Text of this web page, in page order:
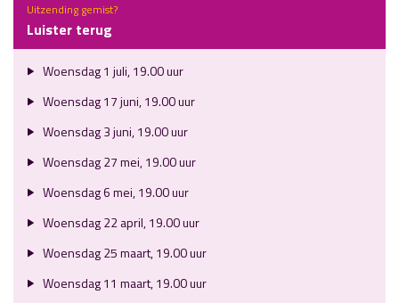
Uitzending gemist?
Luister terug
Woensdag 1 juli, 19.00 uur
Woensdag 17 juni, 19.00 uur
Woensdag 3 juni, 19.00 uur
Woensdag 27 mei, 19.00 uur
Woensdag 6 mei, 19.00 uur
Woensdag 22 april, 19.00 uur
Woensdag 25 maart, 19.00 uur
Woensdag 11 maart, 19.00 uur